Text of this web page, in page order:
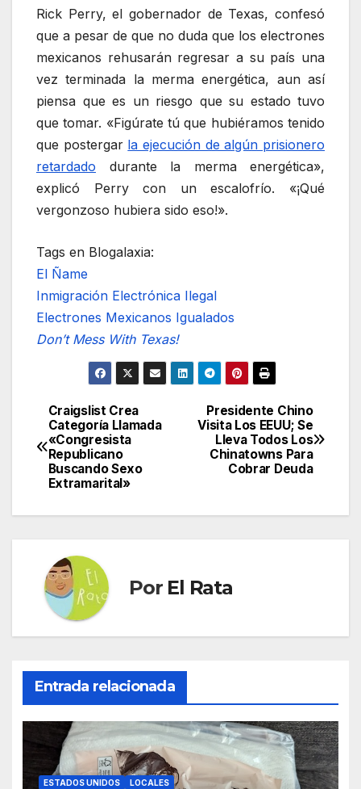
Rick Perry, el gobernador de Texas, confesó
que a pesar de que no duda que los electrones
mexicanos rehusarán regresar a su país una
vez terminada la merma energética, aun así
piensa que es un riesgo que su estado tuvo
que tomar. «Figúrate tú que hubiéramos tenido
que postergar la ejecución de algún prisionero
retardado durante la merma energética»,
explicó Perry con un escalofrío. «¡Qué
vergonzoso hubiera sido eso!».
Tags en Blogalaxia:
El Ñame
Inmigración Electrónica Ilegal
Electrones Mexicanos Igualados
Don’t Mess With Texas!
Navegación
de
entradas
Presidente Chino
Visita Los EEUU; Se
Lleva Todos Los
Chinatowns Para
Cobrar Deuda
Craigslist Crea
Categoría Llamada
«Congresista
Republicano
Buscando Sexo
Extramarital»
Por El Rata
Entrada relacionada
ESTADOS UNIDOS LOCALES